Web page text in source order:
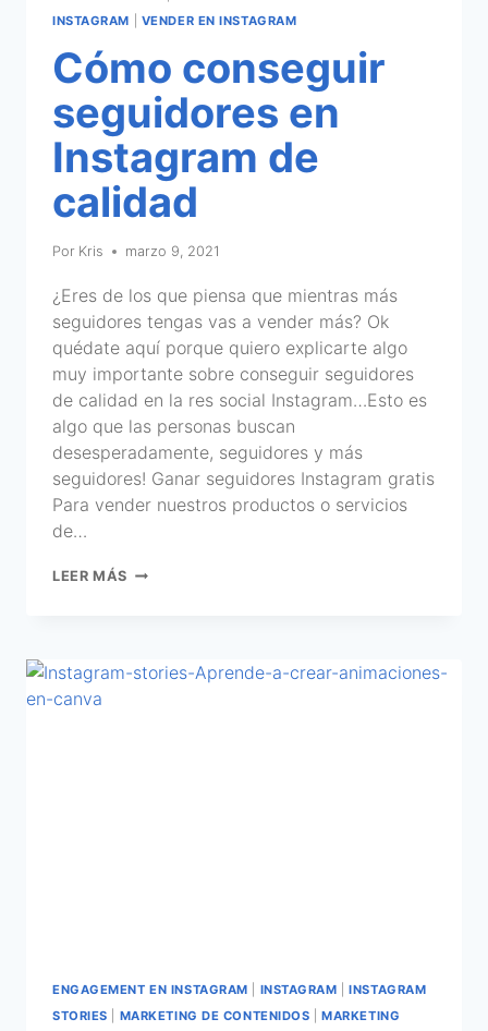
INSTAGRAM
VENDER EN INSTAGRAM
Cómo conseguir
seguidores en
Instagram de
calidad
Por Kris marzo 9, 2021
¿Eres de los que piensa que mientras más
seguidores tengas vas a vender más? Ok
quédate aquí porque quiero explicarte algo
muy importante sobre conseguir seguidores
de calidad en la res social Instagram…Esto es
algo que las personas buscan
desesperadamente, seguidores y más
seguidores! Ganar seguidores Instagram gratis
Para vender nuestros productos o servicios
de…
LEER MÁS
ENGAGEMENT EN INSTAGRAM INSTAGRAM |INSTAGRAM
STORIES
MARKETING DE CONTENIDOS |MARKETING